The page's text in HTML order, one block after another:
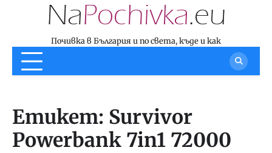
Почивка в България и по света, къде и как
Етикет: Survivor
Powerbank 7in1 72000